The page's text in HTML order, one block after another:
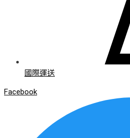
國際運送
Facebook